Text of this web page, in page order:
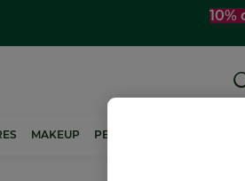
10%
MAKEUP PERFUMES